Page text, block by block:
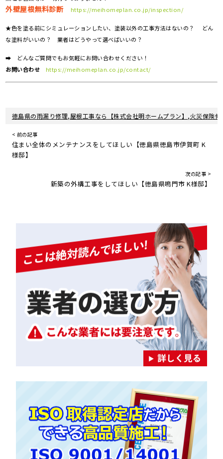
外壁屋根無料診断 https://meihomeplan.co.jp/inspection/
★色を塗る前にシミュレーションしたい、塗装以外の工事方法はないの？ どん
な塗料がいいの？ 業者はどうやって選べばいいの？
➡ どんなご質問でもお気軽にお問い合わせください！
お問い合わせ
https://meihomeplan.co.jp/contact/
徳島県の雨漏り修理,屋根工事なら【株式会社明ホームプラン】,火災保険修
< 前の記事
住まい全体のメンテナンスをしてほしい【徳島県徳島市伊賀町 K
様邸】
次の記事 >
新築の外構工事をしてほしい【徳島県鳴門市 K様邸】